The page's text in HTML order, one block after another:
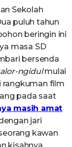
Sekolah
puluh tahun
beringin ini
masa SD
bersenda
ngidulmulai
rangkuman film
pada saat
masih amat
jari
kawan